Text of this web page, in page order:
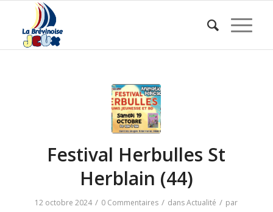
Festival Herbulles St
Herblain (44)
12 octobre 2024 / 0 Commentaires / dansActualité / par